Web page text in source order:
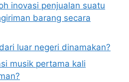
inovasi penjualan suatu
barang secara
luar negeri dinamakan?
musik pertama kali